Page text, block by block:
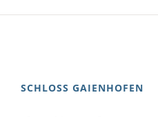
SCHLOSS GAIENHOFEN